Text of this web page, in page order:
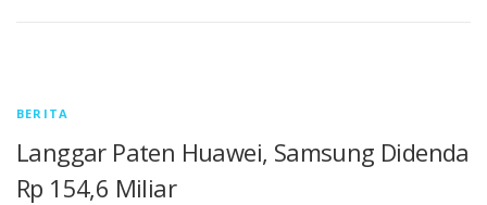
BERITA
Langgar Paten Huawei, Samsung Didenda
Rp 154,6 Miliar